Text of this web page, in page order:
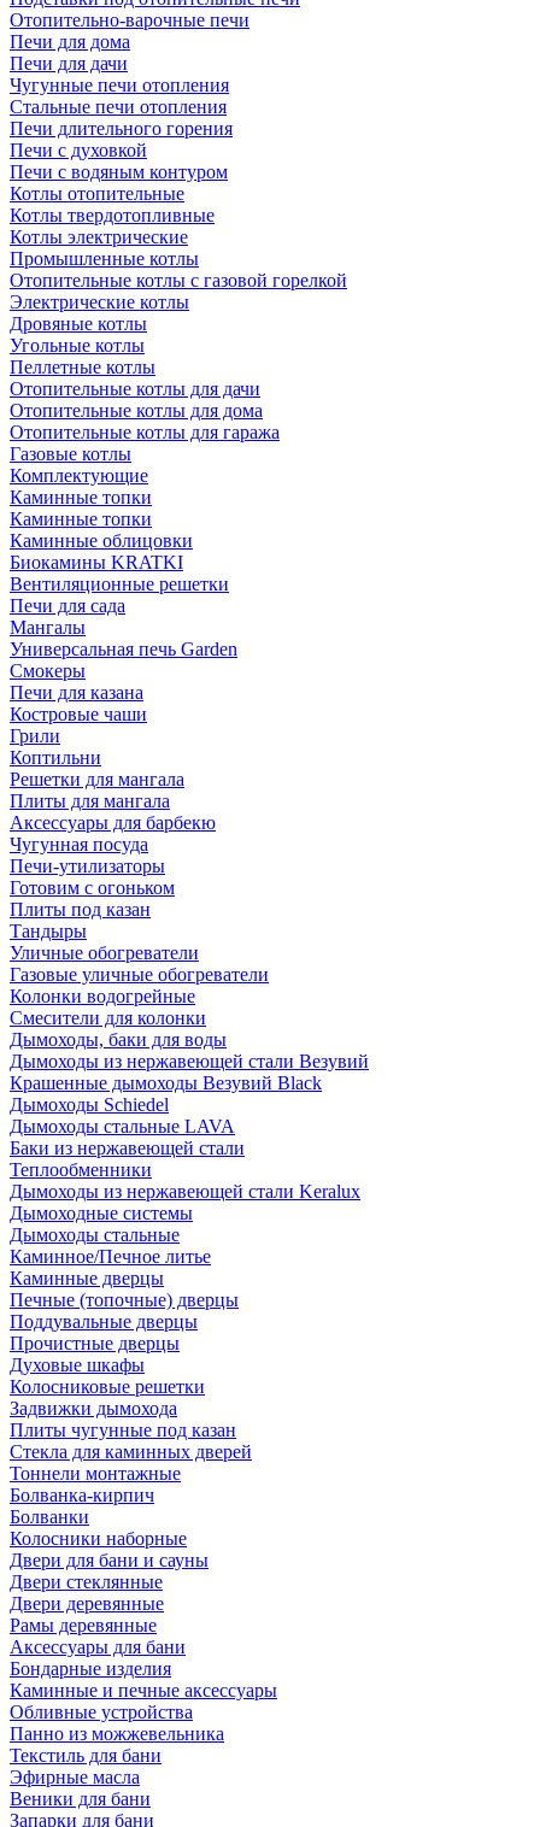
Отопительно-варочные печи
Печи для дома
Печи для дачи
Чугунные печи отопления
Стальные печи отопления
Печи длительного горения
Печи с духовкой
Печи с водяным контуром
Котлы отопительные
Котлы твердотопливные
Котлы электрические
Промышленные котлы
Отопительные котлы с газовой горелкой
Электрические котлы
Дровяные котлы
Угольные котлы
Пеллетные котлы
Отопительные котлы для дачи
Отопительные котлы для дома
Отопительные котлы для гаража
Газовые котлы
Комплектующие
Каминные топки
Каминные топки
Каминные облицовки
Биокамины KRATKI
Вентиляционные решетки
Печи для сада
Мангалы
Универсальная печь Garden
Смокеры
Печи для казана
Костровые чаши
Грили
Коптильни
Решетки для мангала
Плиты для мангала
Аксессуары для барбекю
Чугунная посуда
Печи-утилизаторы
Готовим с огоньком
Плиты под казан
Тандыры
Уличные обогреватели
Газовые уличные обогреватели
Колонки водогрейные
Смесители для колонки
Дымоходы, баки для воды
Дымоходы из нержавеющей стали Везувий
Крашенные дымоходы Везувий Black
Дымоходы Schiedel
Дымоходы стальные LAVA
Баки из нержавеющей стали
Теплообменники
Дымоходы из нержавеющей стали Keralux
Дымоходные системы
Дымоходы стальные
Каминное/Печное литье
Каминные дверцы
Печные (топочные) дверцы
Поддувальные дверцы
Прочистные дверцы
Духовые шкафы
Колосниковые решетки
Задвижки дымохода
Плиты чугунные под казан
Стекла для каминных дверей
Тоннели монтажные
Болванка-кирпич
Болванки
Колосники наборные
Двери для бани и сауны
Двери стеклянные
Двери деревянные
Рамы деревянные
Аксессуары для бани
Бондарные изделия
Каминные и печные аксессуары
Обливные устройства
Панно из можжевельника
Текстиль для бани
Эфирные масла
Веники для бани
Запарки для бани